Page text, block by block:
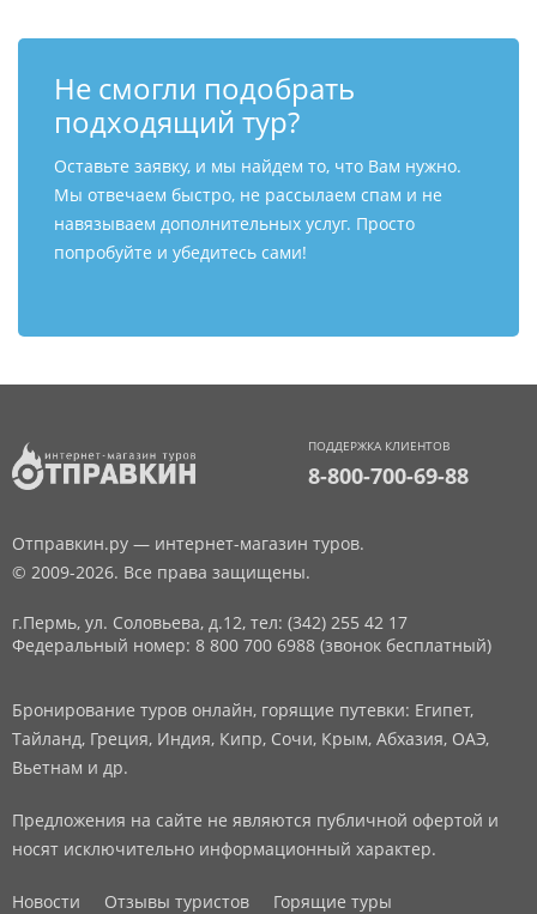
Не смогли подобрать
подходящий тур?
Оставьте заявку, и мы найдем то, что Вам нужно.
Мы отвечаем быстро, не рассылаем спам и не
навязываем дополнительных услуг. Просто
попробуйте и убедитесь сами!
ПОДДЕРЖКА КЛИЕНТОВ
8-800-700-69-88
Отправкин.ру — интернет-магазин туров.
© 2009-2026. Все права защищены.
г.Пермь, ул. Соловьева, д.12, тел: (342) 255 42 17
Федеральный номер: 8 800 700 6988 (звонок бесплатный)
Бронирование туров онлайн, горящие путевки: Египет,
Тайланд, Греция, Индия, Кипр, Сочи, Крым, Абхазия, ОАЭ,
Вьетнам и др.
Предложения на сайте не являются публичной офертой и
носят исключительно информационный характер.
Новости Отзывы туристов
Горящие туры